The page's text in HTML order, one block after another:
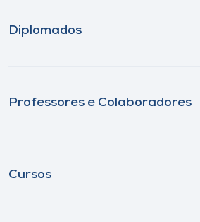
Diplomados
Professores e Colaboradores
Cursos